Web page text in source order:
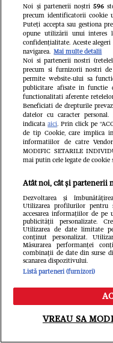
Urmărește-ne
Libertatea.ro
Îmbulzeală și
deschiderea
Donca din
luată cu
Fanatik
Meniu Caută
Noi și partenerii noștri 596
precum identificatorii cookie
Puteți accepta sau gestiona
opune utilizării unui interes
confidențialitate. Aceste
navigarea. Mai multe detalii
Noi si partenerii nostri
precum si furnizorii nostri
permite website-ului sa
publicitare afisate in functie
functionalitati aferente
Beneficiati de drepturile
datelor cu caracter
indicataaici. Prin click pe
de tip Cookie, care implica
informatiilor de catre
MODIFIC SETARILE
mai putin cele legate de
Atât noi, cât și partenerii
Dezvoltarea și
Utilizarea profilurilor pentru
accesarea informațiilor de pe
publicității personalizate.
Utilizarea de date limitate
conținut personalizat.
Măsurarea performanței
combinații de date din surse
scanarea dispozitivului.
Listă parteneri (furnizori)
VREAU SA